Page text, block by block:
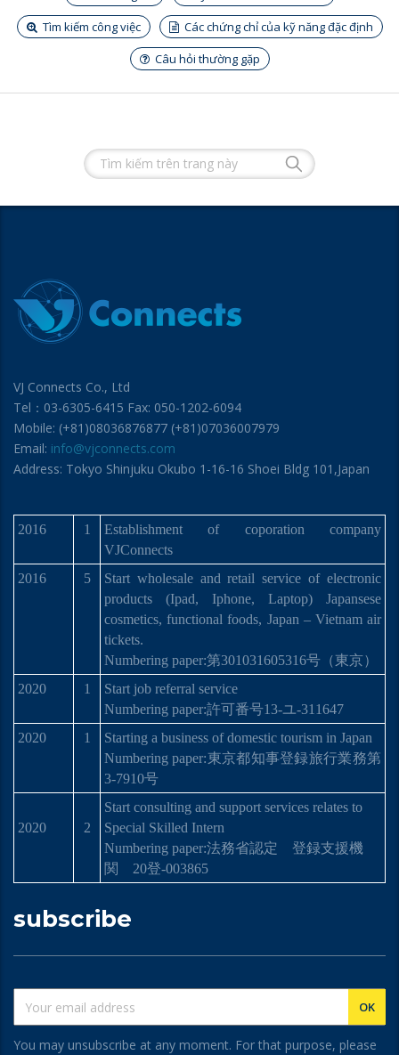
Tìm kiếm công việc
Các chứng chỉ của kỹ năng đặc định
Câu hỏi thường gặp
VJ Connects Co., Ltd
Tel：03-6305-6415 Fax: 050-1202-6094
Mobile: (+81)08036876877 (+81)07036007979
Email: info@vjconnects.com
Address: Tokyo Shinjuku Okubo 1-16-16 Shoei Bldg 101,Japan
2016 1
Establishment of coporation company
VJConnects
2016
5
Start wholesale and retail service of electronic
products (Ipad, Iphone, Laptop) Japansese
cosmetics, functional foods, Japan – Vietnam air
tickets.
Numbering paper:第301031605316号 （東京）
2020
1
Start job referral service
Numbering paper:許可番号13-ユ-311647
2020
1
Starting a business of domestic tourism in Japan
Numbering paper:東京都知事登録旅行業務第
3-7910号
2020 2
Start consulting and support services relates to
Special Skilled Intern
Numbering paper:法務省認定 登録支援機
関
20登-003865
subscribe
You may unsubscribe at any moment. For that purpose, please